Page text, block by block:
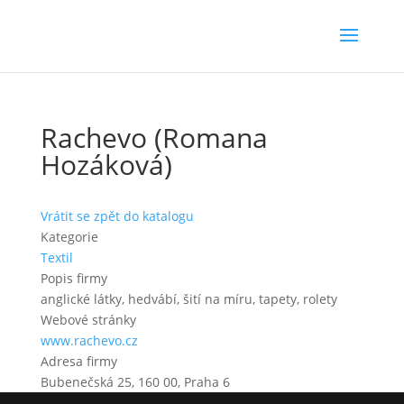
Rachevo (Romana
Hozáková)
Vrátit se zpět do katalogu
Kategorie
Textil
Popis firmy
anglické látky, hedvábí, šití na míru, tapety, rolety
Webové stránky
www.rachevo.cz
Adresa firmy
Bubenečská 25, 160 00, Praha 6